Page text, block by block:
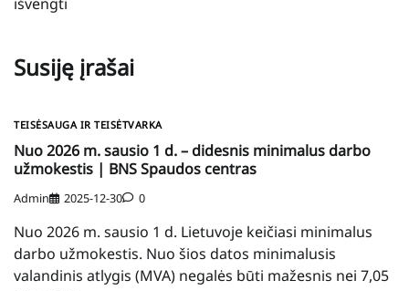
Susiję įrašai
TEISĖSAUGA IR TEISĖTVARKA
Nuo 2026 m. sausio 1 d. – didesnis minimalus darbo
užmokestis | BNS Spaudos centras
Admin 2025-12-30 0
Nuo 2026 m. sausio 1 d. Lietuvoje keičiasi minimalus
darbo užmokestis. Nuo šios datos minimalusis
valandinis atlygis (MVA) negalės būti mažesnis nei 7,05